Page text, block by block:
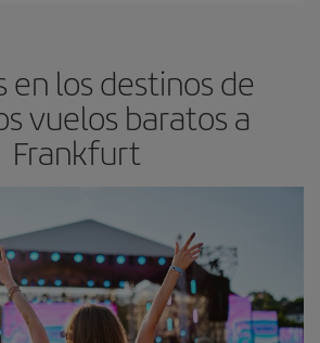
en los destinos de
vuelos baratos a
Frankfurt